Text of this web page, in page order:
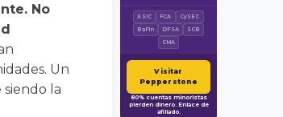
No
Un
la
ASIC FCA
CySEC
BaFin
DFSA
SCB
CMA
Visitar
Pepperstone
80% cuentas minoristas
pierden dinero. Enlace de
afiliado.